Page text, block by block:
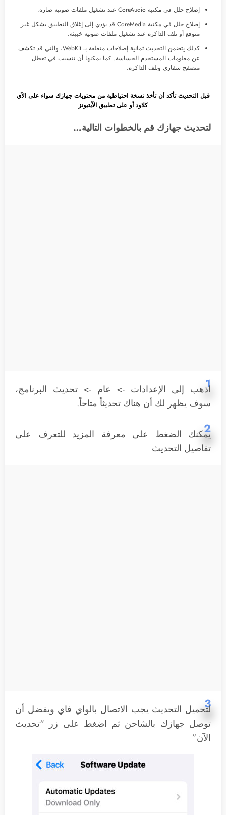
إصلاح خلل في مكتبة CoreAudio عند تشغيل ملفات صوتية ضارة.
إصلاح خلل في مكتبة CoreMedia قد يؤدي إلى إغلاق التطبيق بشكل غير
متوقع أو تلف الذاكرة عند تشغيل ملفات صوتية خبيثة.
كذلك يتضمن التحديث ثمانية إصلاحات متعلقة بـ WebKit، والتي قد تكشف
عن معلومات المستخدم الحساسة. كما يمكنها أن تتسبب في تعطل
متصفح سفاري وتلف الذاكرة.
قبل التحديث تأكد أن تأخذ نسخة احتياطية من محتويات جهازك سواء على الآي
كلاود أو على تطبيق الآيتيونز
لتحديث جهازك قم بالخطوات التالية…
1
اذهب إلى الإعدادات -> عام -> تحديث البرنامج،
سوف يظهر لك أن هناك تحديثاً متاحاً.
2
يمكنك الضغط على معرفة المزيد للتعرف على
تفاصيل التحديث
3
لتحميل التحديث يجب الاتصال بالواي فاي ويفضل أن
توصل جهازك بالشاحن ثم اضغط على زر “تحديث
الآن”